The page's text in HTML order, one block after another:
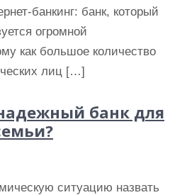
банкинг: банк, который
огромной
как большое количество
лиц […]
банк для
ситуацию назвать